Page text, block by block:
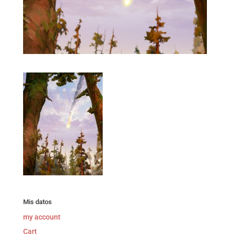
Mis datos
my account
Cart